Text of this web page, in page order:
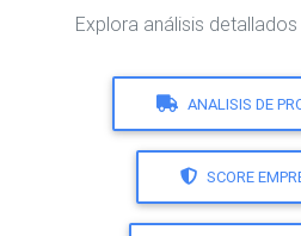
Explora análisis detallados
ANALISIS DE
SCORE